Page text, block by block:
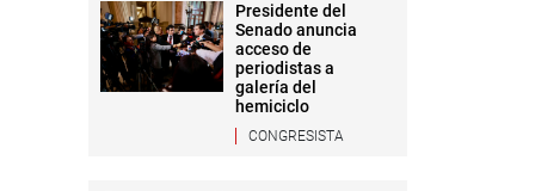
Presidente del
Senado anuncia
acceso de
periodistas a
galería del
hemiciclo
CONGRESISTA